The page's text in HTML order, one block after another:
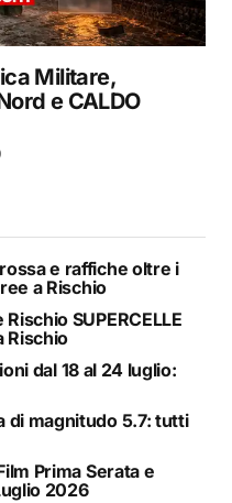
Militare,
e CALDO
e raffiche oltre i
a Rischio
SUPERCELLE
Rischio
dal 18 al 24 luglio:
di magnitudo 5.7: tutti
Prima Serata e
2026